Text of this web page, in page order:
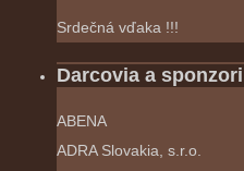
Srdečná vďaka !!!
Darcovia a
ABENA
ADRA Slovakia, s.r.o.